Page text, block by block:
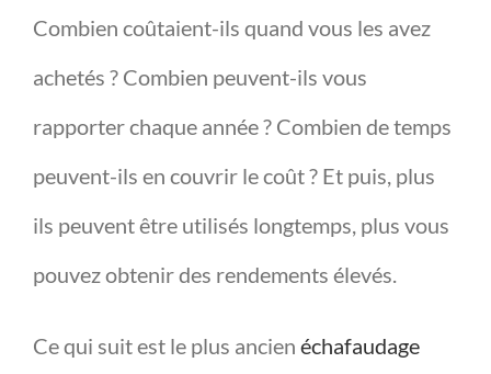
Combien coûtaient-ils quand vous les avez
achetés ? Combien peuvent-ils vous
rapporter chaque année ? Combien de temps
peuvent-ils en couvrir le coût ? Et puis, plus
ils peuvent être utilisés longtemps, plus vous
pouvez obtenir des rendements élevés.
Ce qui suit est le plus ancien échafaudage